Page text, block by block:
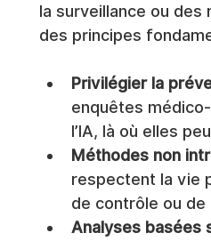
la surveillance ou
des principes
Privilégier la
enquêtes
l’IA, là où elles
Méthodes non
respectent la vie
de contrôle ou
Analyses basées